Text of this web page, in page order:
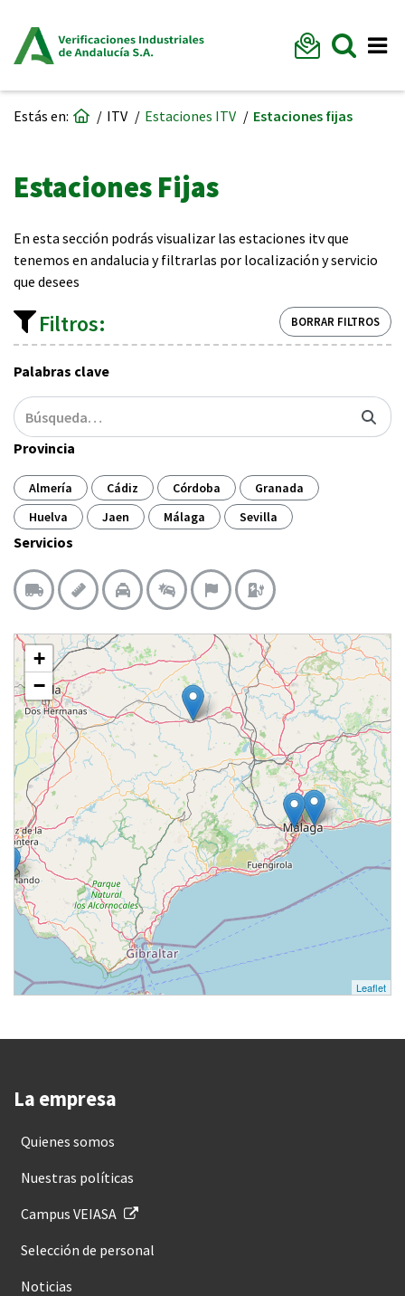
Estás en: Ir a página de inicio
ITV Estaciones ITV Estaciones fijas
Estaciones Fijas
En esta sección podrás visualizar las estaciones itv que
tenemos en andalucia y filtrarlas por localización y servicio
que desees
Filtros: BORRAR FILTROS
Palabras clave
Provincia
Almería Cádiz Córdoba
Granada
Huelva
Jaen Málaga Sevilla
Servicios
+
−
Leaflet
La empresa
Quienes somos
Nuestras políticas
Campus VEIASA
Selección de personal
Noticias